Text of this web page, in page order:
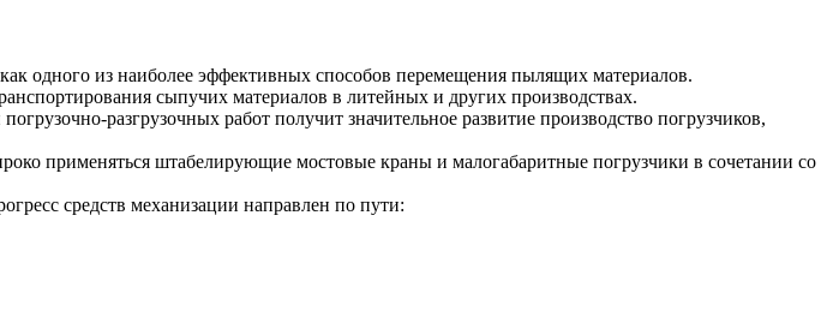
одного из наиболее эффективных способов перемещения пылящих материалов.
сыпучих материалов в литейных и других производствах.
разгрузочных работ получит значительное развитие производство погрузчиков,
применяться штабелирующие мостовые краны и малогабаритные погрузчики в сочетании со
средств механизации направлен по пути: